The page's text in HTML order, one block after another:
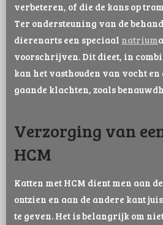
verbeteren, of die de kans op
Ter ondersteuning van de
dierenarts een speciaal natrium
voorschrijven. Dit dieet, in
kan het vasthouden van vocht
gaande klachten, zoals
Verzorging van
HCM
Katten met HCM dient men aan
ontzien en aan de andere kant
te geven. Het is belangrijk om